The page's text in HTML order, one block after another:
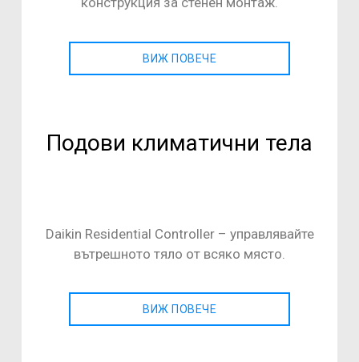
ВИЖ ПОВЕЧЕ
Подови климатични тела
Daikin Residential Controller – управлявайте
вътрешното тяло от всяко място.
ВИЖ ПОВЕЧЕ